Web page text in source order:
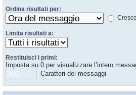
Ordina risultati per:
Limita risultati a:
Restituisci i primi:
Imposta su 0 per visualizzare l’intero
Caratteri dei messaggi